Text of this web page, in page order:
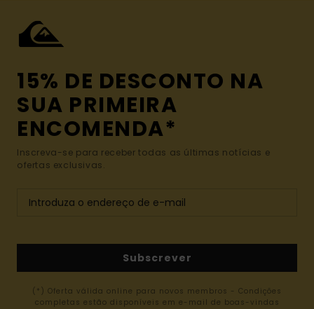
15% DE DESCONTO NA
SUA PRIMEIRA
ENCOMENDA*
Inscreva-se para receber todas as últimas notícias e
ofertas exclusivas.
Subscrever
(*) Oferta válida online para novos membros - Condições
completas estão disponíveis em e-mail de boas-vindas